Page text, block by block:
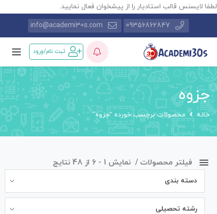
لطفا لایسنس قالب استادیار را از پیشخوان فعال نمایید.
09356862847
info@academi30s.com
ثبت نام/ورود
جزوه
خانه محصولات برچسب خورده “جزوه”
فیلتر محصولات نمایش 1 - 6 از 48 نتایج
دسته بندی
رشته تحصیلی